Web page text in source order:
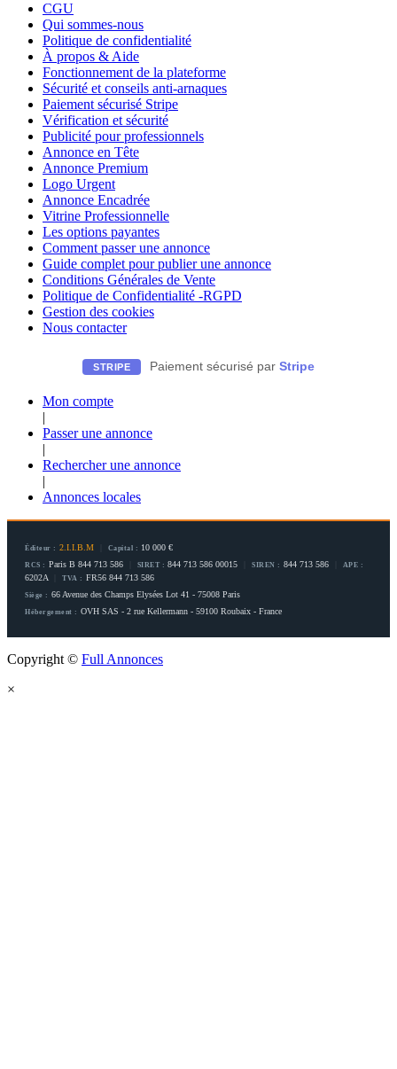
CGU
Qui sommes-nous
Politique de confidentialité
À propos & Aide
Fonctionnement de la plateforme
Sécurité et conseils anti-arnaques
Paiement sécurisé Stripe
Vérification et sécurité
Publicité pour professionnels
Annonce en Tête
Annonce Premium
Logo Urgent
Annonce Encadrée
Vitrine Professionnelle
Les options payantes
Comment passer une annonce
Guide complet pour publier une annonce
Conditions Générales de Vente
Politique de Confidentialité -RGPD
Gestion des cookies
Nous contacter
STRIPE Paiement sécurisé par Stripe
Mon compte
|
Passer une annonce
|
Rechercher une annonce
|
Annonces locales
Éditeur : 2.I.I.B.M Capital : 10 000 €
RCS : Paris B 844 713 586 SIRET : 844 713 586 00015 SIREN : 844 713 586 APE :
6202A TVA : FR56 844 713 586
Siège : 66 Avenue des Champs Elysées Lot 41 - 75008 Paris
Hébergement : OVH SAS - 2 rue Kellermann - 59100 Roubaix - France
Copyright © Full Annonces
×